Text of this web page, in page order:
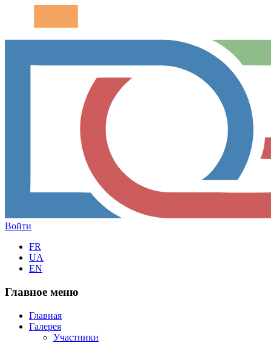
Войти
FR
UA
EN
Главное меню
Главная
Галерея
Участники